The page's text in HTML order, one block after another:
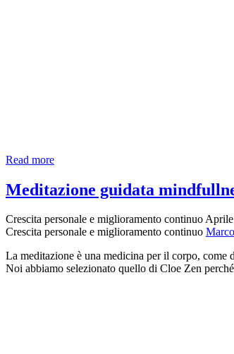
Read moreLa
delle
cose
HIP
#13
Meditazione guidata
Crescita personale e miglioramento continuo
Crescita personale e miglioramento continuo
La meditazione è una medicina per il corpo, come
Noi abbiamo selezionato quello di Cloe Zen